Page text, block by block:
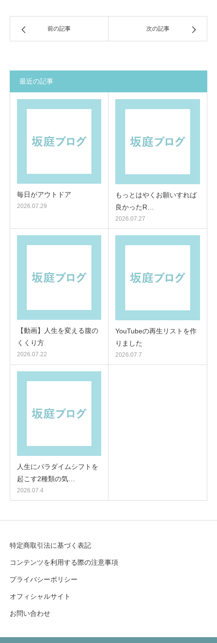
前の記事 次の記事
最近の記事
毎日がアウトドア
2026.07.29
もっとはやくお願いすれば
良かったR…
2026.07.27
【動画】人生を変える腹の
くくり方
2026.07.22
YouTubeの再生リストを作
りました
2026.07.7
人生にパラダイムシフトを
起こす2種類の気…
2026.07.4
特定商取引法に基づく表記
コンテンツを利用する際の注意事項
プライバシーポリシー
オフィシャルサイト
お問い合わせ